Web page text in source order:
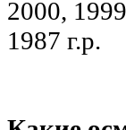
2000,
1987 г.р.